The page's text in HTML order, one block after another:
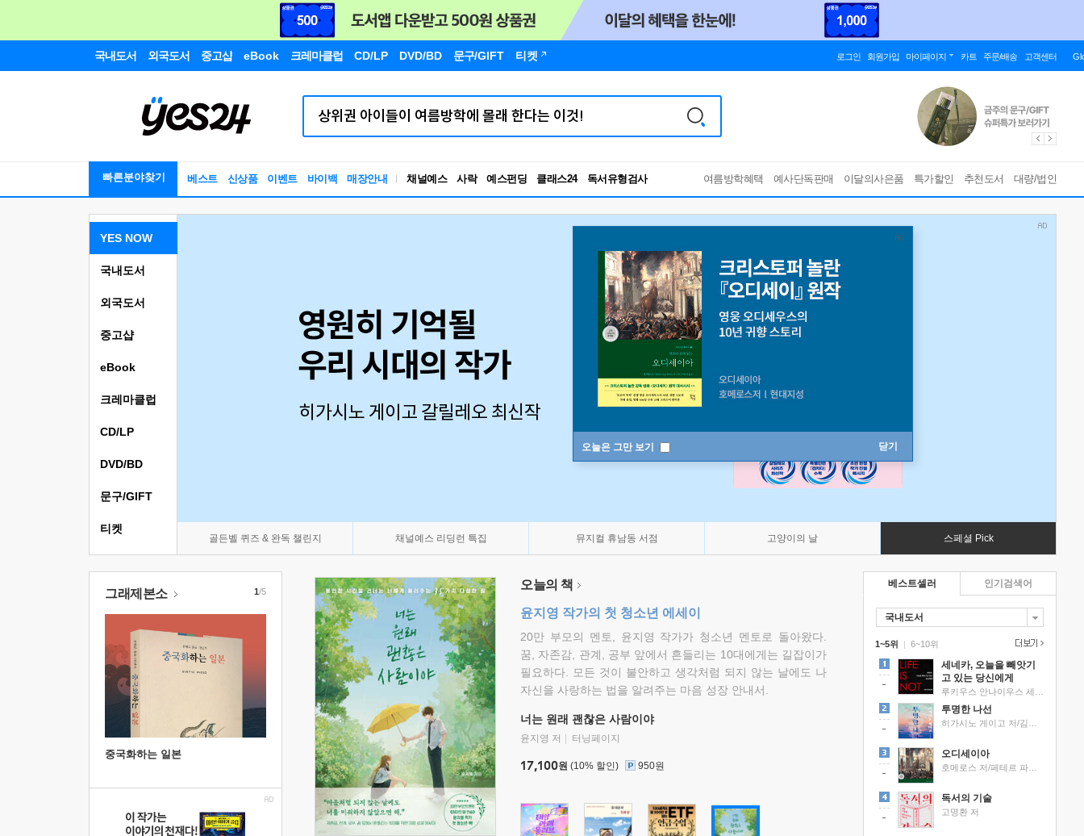
국내도서 외국도서 중고샵 eBook 크레마클럽 CD/LP DVD/BD 문구/GIFT 티켓 로그인 회원가입 마이페이지 카트 주문/배송 고객센터
빠른분야찾기 베스트 신상품 이벤트 바이백 매장안내 채널예스 사락 예스펀딩 클래스24
RBTI Lab
독서유형검사
여름방학혜택 예사단독판매 이달의사은품 특가할인 추천도서 대량/법인
오늘은 그만 보기 닫기
YES NOW
골든벨 퀴즈 & 완독 챌린지 채널예스 리딩런 특집 뮤지컬 휴남동 서점 고양이의 날 스페셜 Pick
국내도서
외국도서
중고샵
eBook
크레마클럽
CD/LP
DVD/BD
문구/GIFT
티켓
그래제본소
중국화하는 일본
1/5 오늘의 책
윤지영 작가의 첫 청소년 에세이
20만 부모의 멘토, 윤지영 작가가 청소년 멘토로 돌아왔다.
꿈, 자존감, 관계, 공부 앞에서 흔들리는 10대에게는 길잡이가
필요하다. 모든 것이 불안하고 생각처럼 되지 않는 날에도 나
자신을 사랑하는 법을 알려주는 마음 성장 안내서.
너는 원래 괜찮은 사람이야
윤지영 저 터닝페이지
17,100원 (10% 할인) 950원
베스트셀러
국내도서
1~5위 |
세네카, 오늘을 빼앗기
고 있는 당신에게
투명한 나선
오디세이아
독서의 기술
고명환 저
6~10위
인기검색어